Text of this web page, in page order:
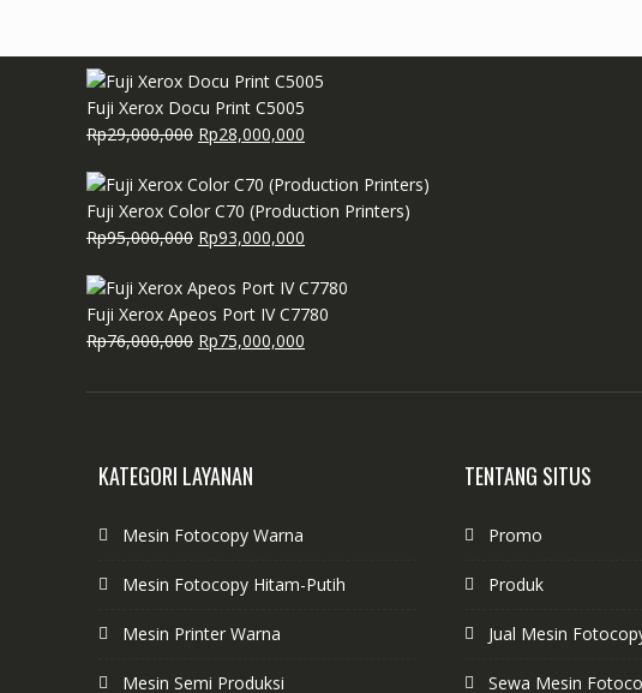
Fuji Xerox Docu Print C5005
Rp29,000,000 Harga
adalah:
Rp29,000,000.
Rp28,000,000
ini
adalah:
Fuji Xerox Color C70 (Production Printers)
Rp95,000,000 Harga
adalah:
Rp95,000,000.
Rp93,000,000
ini
adalah:
Fuji Xerox Apeos Port IV C7780
Rp76,000,000 Harga
adalah:
Rp75,000,000
ini
KATEGORI LAYANAN
Mesin Fotocopy Warna
Mesin Fotocopy Hitam-Putih
Mesin Printer Warna
Mesin Semi Produksi
TENTANG SITUS
Promo
Produk
Jual Mesin
Sewa Mesin